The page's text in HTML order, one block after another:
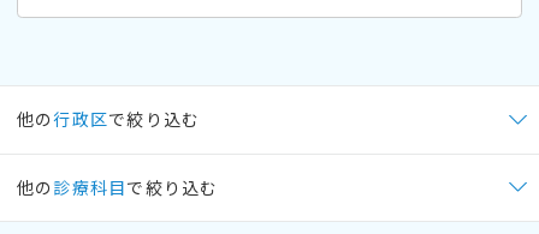
他の行政区で絞り込む
他の 診療科目で絞り込む